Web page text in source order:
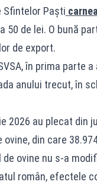
Sfintelor Paști
50 de lei. O bună
de export.
în prima parte
anului trecut, în
2026 au plecat din
din care
ovine nu s-a
român, efectele